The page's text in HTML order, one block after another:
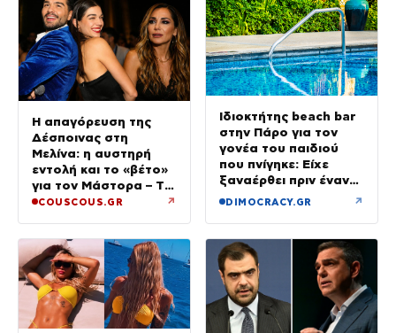
Η απαγόρευση της
Δέσποινας στη
Μελίνα: η αυστηρή
εντολή και το «βέτο»
για τον Μάστορα – Τα
τηλεφωνήματα που
COUSCOUS.GR ↗
Ιδιοκτήτης beach bar
στην Πάρο για τον
γονέα του παιδιού
που πνίγηκε: Είχε
ξαναέρθει πριν έναν
μήνα και
διώξουμε
DIMOCRACY.GR ↗